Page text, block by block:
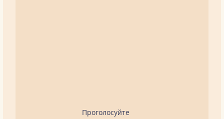
Проголосуйте